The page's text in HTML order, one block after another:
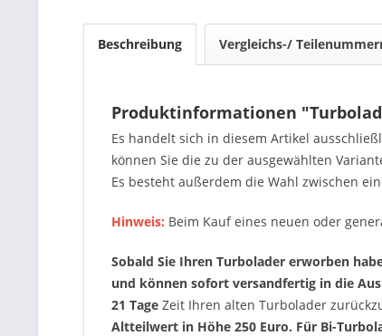
Beschreibung Vergleichs-/
Produktinformationen
Es handelt sich in diesem Artikel
können Sie die zu der ausgewählten
Es besteht außerdem die Wahl zwischen
Hinweis: Beim Kauf eines neuen oder
Sobald Sie Ihren Turbolader erworben
und können sofort versandfertig in die
21 Tage Zeit Ihren alten Turbolader
Altteilwert in Höhe 250 Euro. Für Bi-